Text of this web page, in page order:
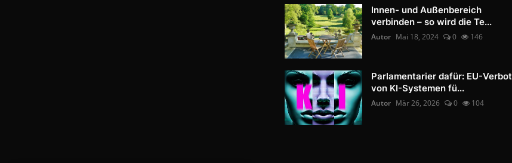
Innen- und Außenbereich
verbinden – so wird die Te...
Autor Mai 18, 2024 0 146
Parlamentarier dafür: EU-Verbot
von KI-Systemen fü...
Autor Mär 26, 2026 0 104